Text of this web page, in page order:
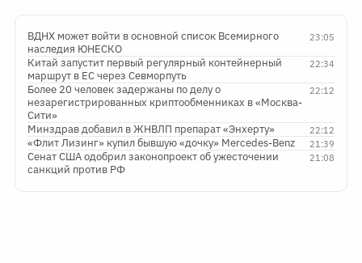
23:05
ВДНХ может войти в основной список Всемирного
наследия ЮНЕСКО
22:34
Китай запустит первый регулярный контейнерный
маршрут в ЕС через Севморпуть
22:12
Более 20 человек задержаны по делу о
незарегистрированных криптообменниках в «Москва-
Сити»
22:12
Минздрав добавил в ЖНВЛП препарат «Энхерту»
21:39
«Флит Лизинг» купил бывшую «дочку» Mercedes-Benz
21:08
Сенат США одобрил законопроект об ужесточении
санкций против РФ